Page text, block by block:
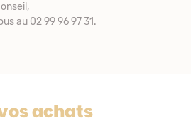
au 02 99 96 97 31.
achats